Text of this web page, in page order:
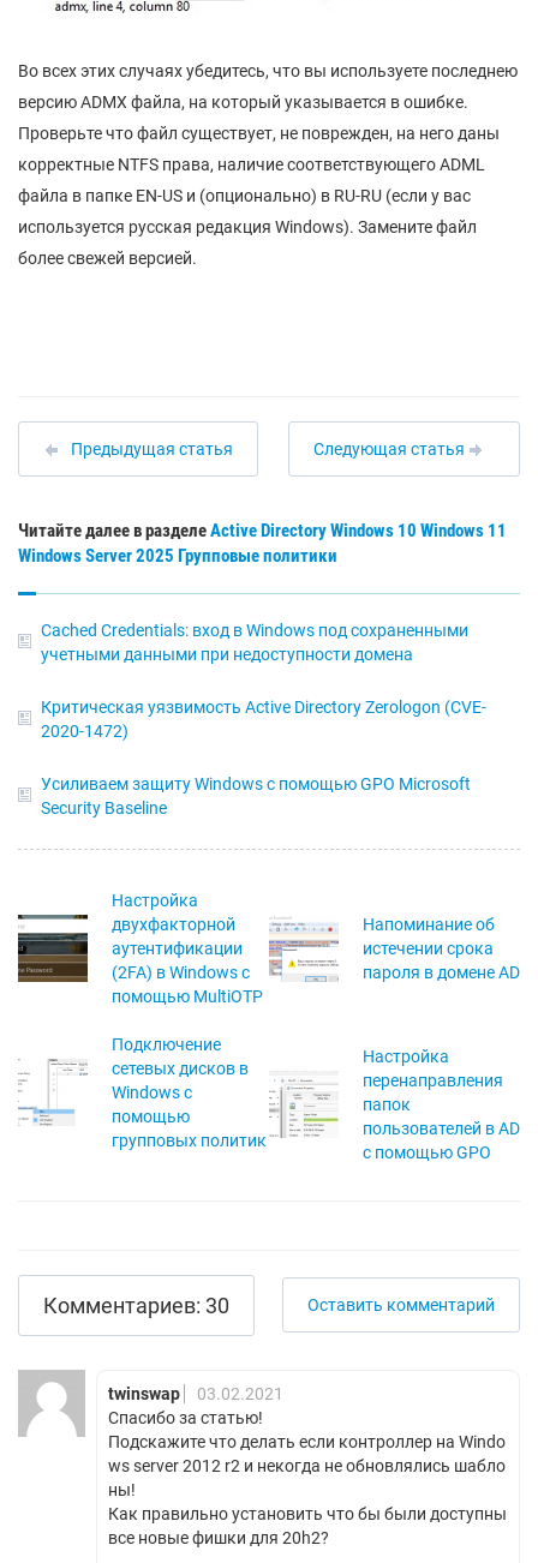
Во всех этих случаях убедитесь, что вы используете последнею
версию ADMX файла, на который указывается в ошибке.
Проверьте что файл существует, не поврежден, на него даны
корректные NTFS права, наличие соответствующего ADML
файла в папке EN-US и (опционально) в RU-RU (если у вас
используется русская редакция Windows). Замените файл
более свежей версией.
Предыдущая статья Следующая статья
Читайте далее в разделеActive DirectoryWindows 10 Windows 11
Windows Server 2025 Групповые политики
Cached Credentials: вход в Windows под сохраненными
учетными данными при недоступности домена
Критическая уязвимость Active Directory Zerologon (CVE-
2020-1472)
Усиливаем защиту Windows с помощью GPO Microsoft
Security Baseline
Настройка
двухфакторной
аутентификации
(2FA) в Windows с
помощью MultiOTP
Напоминание об
истечении срока
пароля в домене AD
Подключение
сетевых дисков в
Windows с
помощью
групповых политик
Настройка
перенаправления
папок
пользователей в AD
с помощью GPO
Комментариев: 30 Оставить комментарий
twinswap
03.02.2021
Спасибо за статью!
Подскажите что делать если контроллер на Windo
ws server 2012 r2 и некогда не обновлялись шабло
ны!
Как правильно установить что бы были доступны
все новые фишки для 20h2?